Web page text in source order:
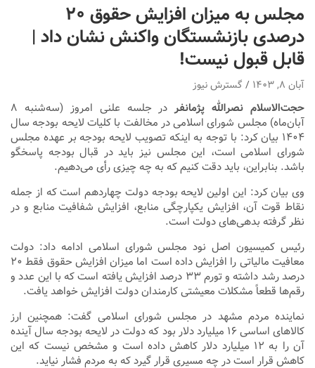
مجلس به میزان افزایش حقوق ۲۰
درصدی بازنشستگان واکنش نشان داد |
قابل قبول نیست!
آبان ۸, ۱۴۰۳ گسترش نیوز
حجت‌الاسلام نصرالله پژمانفر
در جلسه علنی امروز (سه‌شنبه ۸
آبان‌ماه) مجلس شورای اسلامی در مخالفت با کلیات لایحه بودجه سال
۱۴۰۴ بیان کرد: با توجه به اینکه تصویب لایحه بودجه بر عهده مجلس
شورای اسلامی است، این مجلس نیز باید در قبال بودجه پاسخگو
باشد. بنابراین، باید دقت کنیم که به چه چیزی رأی می‌دهیم.
وی بیان کرد: این اولین لایحه بودجه دولت چهاردهم است که از جمله
نقاط قوت آن، افزایش یکپارچگی منابع، افزایش شفافیت منابع و در
نظر گرفته بدهی‌های دولت است.
رئیس کمیسیون اصل نود مجلس شورای اسلامی ادامه داد: دولت
معافیت مالیاتی را افزایش داده است اما میزان افزایش حقوق فقط ۲۰
درصد رشد داشته و تورم ۳۳ درصد افزایش یافته است که با این عدد و
رقم‌ها قطعاً مشکلات معیشتی کارمندان دولت افزایش خواهد یافت.
نماینده مردم مشهد در مجلس شورای اسلامی گفت: همچنین ارز
کالاهای اساسی ۱۶ میلیارد دلار بود که دولت در لایحه بودجه سال آینده
آن را به ۱۲ میلیارد دلار کاهش داده است و مشخص نیست که این
کاهش قرار است در چه مسیری قرار گیرد که به مردم فشار نیاید.